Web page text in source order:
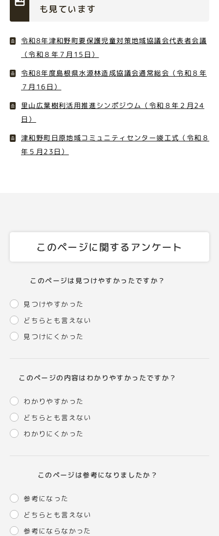
も見ています
令和8年津和野町要保護児童対策地域協議会代表者会議
（令和８年７月15日）
令和8年度島根県水源林造成協議会通常総会（令和８年
７月16日）
里山広葉樹利活用推進シンポジウム（令和８年２月24
日）
津和野町日原地域コミュニティセンター竣工式（令和８
年５月23日）
このページに関するアンケート
このページは見つけやすかったですか？
見つけやすかった
どちらとも言えない
見つけにくかった
このページの内容はわかりやすかったですか？
わかりやすかった
どちらとも言えない
わかりにくかった
このページは参考になりましたか？
参考になった
どちらとも言えない
参考にならなかった